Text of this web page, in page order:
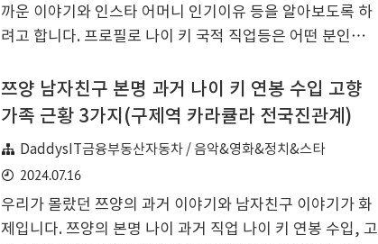
새벽에 마무리가 되었습니다. 안세영 선수 연봉 나이 프로필
✅ 우상혁 선수 메달은 참고로 2.31m를 넘지 못해서 메달
까운 이야기와 인스타 어머니 인기이유 등을 알아보도록 하
려고 합니다. 프로필로 나이 키 국적 직업등은 어떤 분인지
타 ⦿ 안드레진 프로필안드레진 씨 본명은 영어로는 Andr
e Jin Coquillard이며 한국이름으로는 안드레 진 코퀴야드
에서 태어났습니다. 나이는 1991년 1월 15일에 태어 났으며
24년 기준으로 나이는 33세이며 고향은 서울서 송파구 풍납
동이며 국적은 미국과 한국 국적을 동시에 가지고 있습니다.
2017년 외국인 우수인재 특별귀화자로 한국 국적을 취득을
쯔양 남자친구 본명 과거 나이 키 연봉 수입 고향
가족 근황 3가지(구제역 카라큘라 전국진관계)
DaddysIT금융부동산자동차 / 음악&영화&정치&스타
2024.07.16
우리가 몰랐던 쯔양의 과거 이야기와 남자친구 이야기가 화
제입니다. 쯔양의 본명 나이 과거 직업 나이 키 연봉 수입, 고